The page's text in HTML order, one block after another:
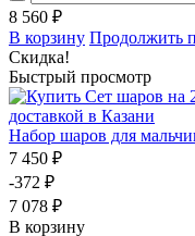
8 560 ₽
В корзину Продолжить
Скидка!
Быстрый просмотр
Набор шаров для
7 450 ₽
-372 ₽
7 078 ₽
В корзину